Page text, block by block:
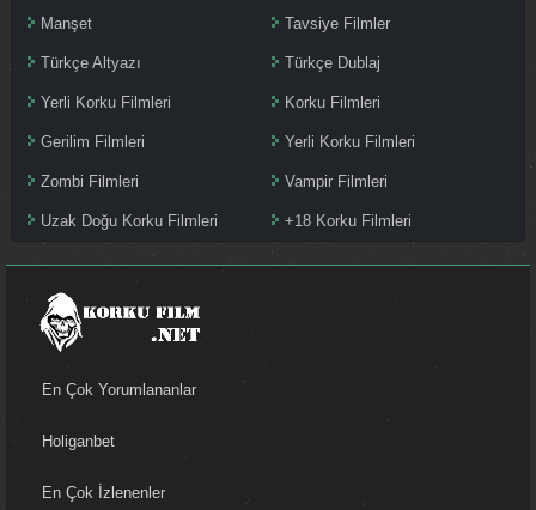
Manşet Tavsiye Filmler
Türkçe Altyazı Türkçe Dublaj
Yerli Korku Filmleri Korku Filmleri
Gerilim Filmleri Yerli Korku Filmleri
Zombi Filmleri Vampir Filmleri
Uzak Doğu Korku Filmleri +18 Korku Filmleri
En Çok Yorumlananlar
Holiganbet
En Çok İzlenenler